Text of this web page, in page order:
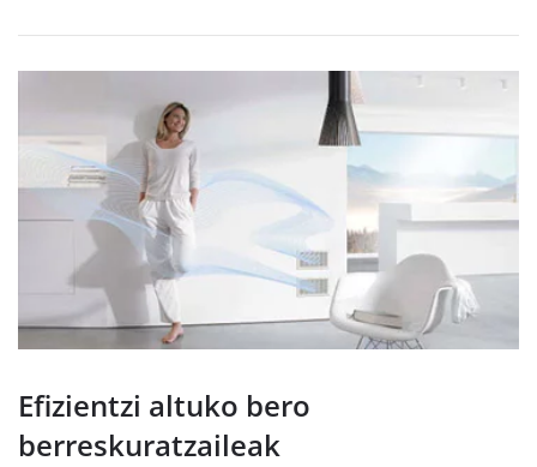
Efizientzi altuko bero
berreskuratzaileak